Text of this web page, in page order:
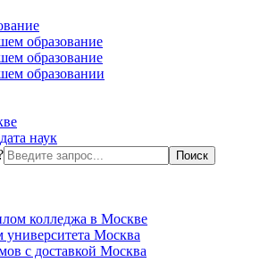
образование
образование
образовании
наук
колледжа в Москве
университета Москва
с доставкой Москва